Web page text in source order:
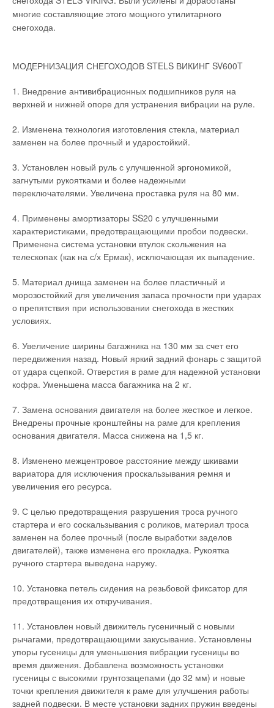
многие составляющие этого мощного утилитарного
снегохода.
МОДЕРНИЗАЦИЯ СНЕГОХОДОВ STELS ВИКИНГ SV600T
1. Внедрение антивибрационных подшипников руля на
верхней и нижней опоре для устранения вибрации на руле.
2. Изменена технология изготовления стекла, материал
заменен на более прочный и ударостойкий.
3. Установлен новый руль с улучшенной эргономикой,
загнутыми рукоятками и более надежными
переключателями. Увеличена проставка руля на 80 мм.
4. Применены амортизаторы SS20 с улучшенными
характеристиками, предотвращающими пробои подвески.
Применена система установки втулок скольжения на
телескопах (как на с/х Ермак), исключающая их выпадение.
5. Материал днища заменен на более пластичный и
морозостойкий для увеличения запаса прочности при ударах
о препятствия при использовании снегохода в жестких
условиях.
6. Увеличение ширины багажника на 130 мм за счет его
передвижения назад. Новый яркий задний фонарь с защитой
от удара сцепкой. Отверстия в раме для надежной установки
кофра. Уменьшена масса багажника на 2 кг.
7. Замена основания двигателя на более жесткое и легкое.
Внедрены прочные кронштейны на раме для крепления
основания двигателя. Масса снижена на 1,5 кг.
8. Изменено межцентровое расстояние между шкивами
вариатора для исключения проскальзывания ремня и
увеличения его ресурса.
9. С целью предотвращения разрушения троса ручного
стартера и его соскальзывания с роликов, материал троса
заменен на более прочный (после выработки заделов
двигателей), также изменена его прокладка. Рукоятка
ручного стартера выведена наружу.
10. Установка петель сидения на резьбовой фиксатор для
предотвращения их откручивания.
11. Установлен новый движитель гусеничный с новыми
рычагами, предотвращающими закусывание. Установлены
упоры гусеницы для уменьшения вибрации гусеницы во
время движения. Добавлена возможность установки
гусеницы с высокими грунтозацепами (до 32 мм) и новые
точки крепления движителя к раме для улучшения работы
задней подвески. В месте установки задних пружин введены